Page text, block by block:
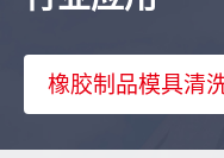
橡胶制品模具清